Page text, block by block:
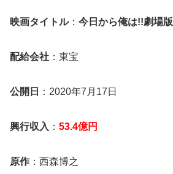
映画タイトル： 今日から俺は!!劇場版
配給会社 ：東宝
公開日 ：2020年7月17日
興行収入 ： 53.4億円
原作 ：西森博之